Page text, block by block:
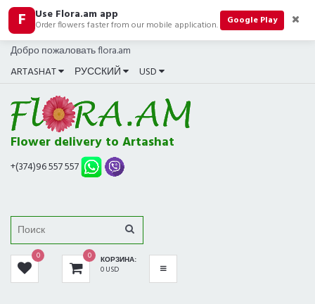
F Use Flora.am app
Order flowers faster from our mobile application. Google Play
Добро пожаловать flora.am
ARTASHAT
РУССКИЙ USD
Flower delivery to Artashat
+(374)96 557 557
0 0
КОРЗИНА:
0 USD
КАТЕГОРИИ
ВСЕ
ХИТ ПРОДАЖ
КОМПОЗИЦИИ
ПОДАРКИ
В МАГАЗИНЕ СЕЙЧАС